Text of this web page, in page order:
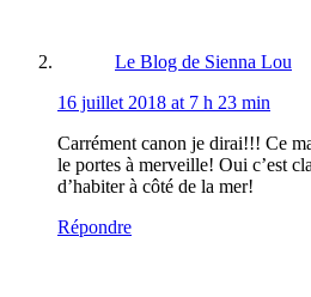
Le Blog de Sienna Lou
16 juillet 2018 at 7 h 23 min
Carrément canon je dirai!!! Ce
le portes à merveille! Oui c’est
d’habiter à côté de la mer!
Répondre